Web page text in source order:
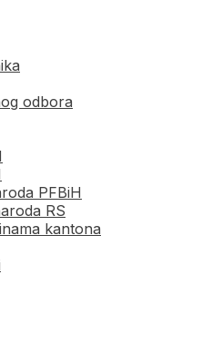
odbora
PFBiH
RS
kantona